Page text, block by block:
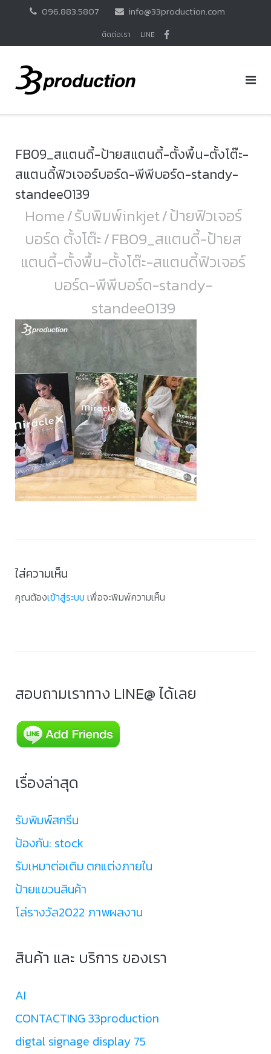
096.883.5807 info@33production.com
ติดต่อเรา LINE
FB09_สแตนดี้-ป้ายสแตนดี้-ตั้งพื้น-ตั้งโต๊ะ-
สแตนดี้ฟิวเจอร์บอร์ด-พีพีบอร์ด-standy-
standee0139
Home/รับพิมพ์inkjet/ป้ายฟิวเจอร์
บอร์ด ตั้งโต๊ะ/FB09_สแตนดี้-ป้ายส
แตนดี้-ตั้งพื้น-ตั้งโต๊ะ-สแตนดี้ฟิวเจอร์
บอร์ด-พีพีบอร์ด-standy-
standee0139
ใส่ความเห็น
คุณต้องเข้าสู่ระบบ เพื่อจะพิมพ์ความเห็น
สอบถามเราทาง LINE@ ได้เลย
เรื่องล่าสุด
รับพิมพ์สกรีน
ป้องกัน: stock
รับเหมาต่อเติม ตกแต่งภายใน
ป้ายแขวนสินค้า
โล่รางวัล2022 ภาพผลงาน
สินค้า และ บริการ ของเรา
AI
CONTACTING 33production
digtal signage display 75